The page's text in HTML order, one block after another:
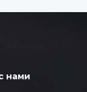
которые
их
нами